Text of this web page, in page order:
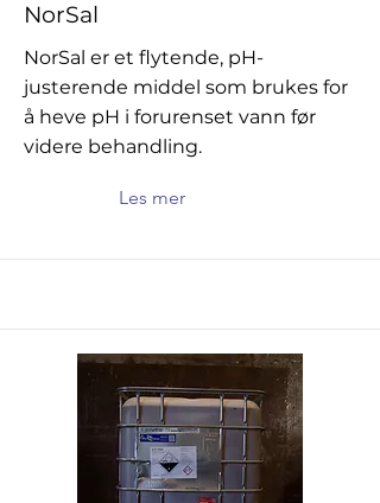
NorSal
NorSal er et flytende, pH-
justerende middel som brukes for
å heve pH i forurenset vann før
videre behandling.
Les mer